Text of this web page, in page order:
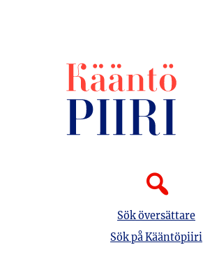
Sök översättare
Sök på Kääntöpiiri